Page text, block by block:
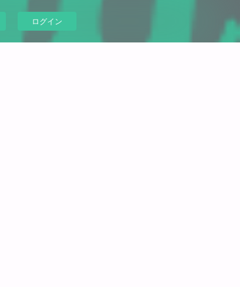
ログイン